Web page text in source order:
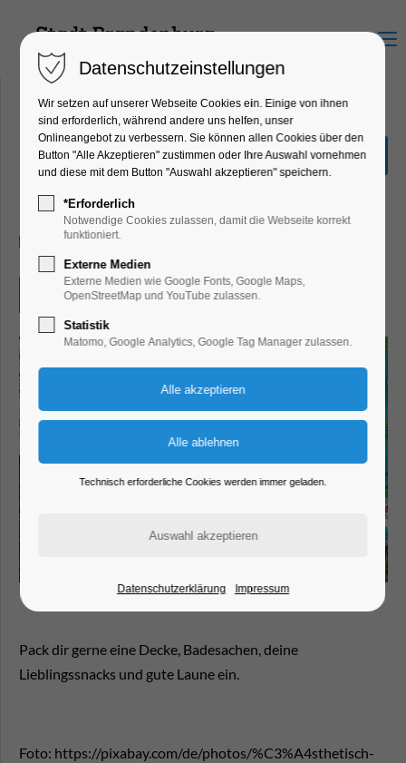
Menu
Picknick am Grillendamm
Ferienkalender, Kinder, Jugend, Mitmach-
Aktion
12.07.2026, 15:00–20:00
Eintritt frei
Pack dir gerne eine Decke, Badesachen, deine
Lieblingssnacks und gute Laune ein.
Foto: https://pixabay.com/de/photos/%C3%A4sthetisch-
Datenschutzeinstellungen
Wir setzen auf unserer Webseite Cookies ein. Einige von ihnen
sind erforderlich, während andere uns helfen, unser
Onlineangebot zu verbessern. Sie können allen Cookies über den
Button "Alle Akzeptieren" zustimmen oder Ihre Auswahl vornehmen
und diese mit dem Button "Auswahl akzeptieren" speichern.
*Erforderlich
Notwendige Cookies zulassen, damit die Webseite korrekt
funktioniert.
Externe Medien
Externe Medien wie Google Fonts, Google Maps,
OpenStreetMap und YouTube zulassen.
Statistik
Matomo, Google Analytics, Google Tag Manager zulassen.
Technisch erforderliche Cookies werden immer geladen.
Datenschutzerklärung Impressum